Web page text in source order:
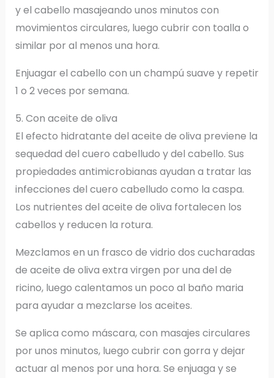
y el cabello masajeando unos minutos con
movimientos circulares, luego cubrir con toalla o
similar por al menos una hora.
Enjuagar el cabello con un champú suave y repetir
1 o 2 veces por semana.
5. Con aceite de oliva
El efecto hidratante del aceite de oliva previene la
sequedad del cuero cabelludo y del cabello. Sus
propiedades antimicrobianas ayudan a tratar las
infecciones del cuero cabelludo como la caspa.
Los nutrientes del aceite de oliva fortalecen los
cabellos y reducen la rotura.
Mezclamos en un frasco de vidrio dos cucharadas
de aceite de oliva extra virgen por una del de
ricino, luego calentamos un poco al baño maria
para ayudar a mezclarse los aceites.
Se aplica como máscara, con masajes circulares
por unos minutos, luego cubrir con gorra y dejar
actuar al menos por una hora. Se enjuaga y se